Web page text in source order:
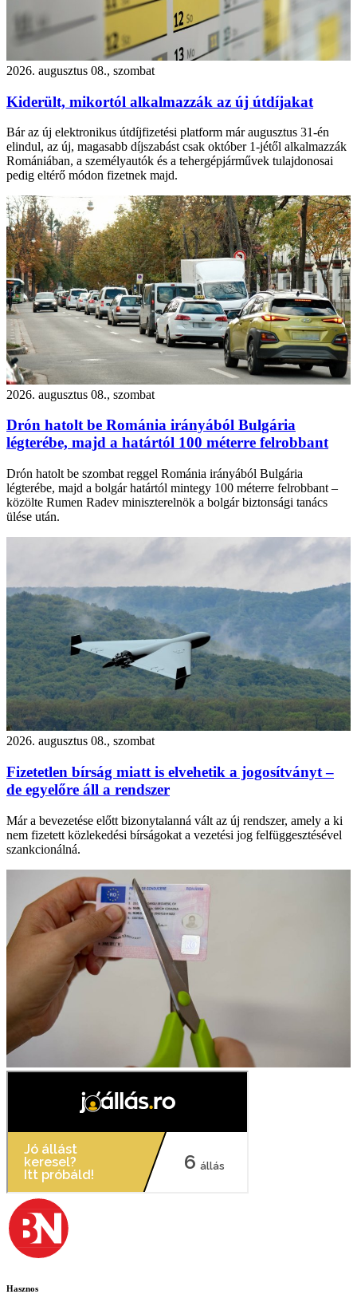
2026. augusztus 08., szombat
Kiderült, mikortól alkalmazzák az új útdíjakat
Bár az új elektronikus útdíjfizetési platform már augusztus 31-én
elindul, az új, magasabb díjszabást csak október 1-jétől alkalmazzák
Romániában, a személyautók és a tehergépjárművek tulajdonosai
pedig eltérő módon fizetnek majd.
2026. augusztus 08., szombat
Drón hatolt be Románia irányából Bulgária
légterébe, majd a határtól 100 méterre felrobbant
Drón hatolt be szombat reggel Románia irányából Bulgária
légterébe, majd a bolgár határtól mintegy 100 méterre felrobbant –
közölte Rumen Radev miniszterelnök a bolgár biztonsági tanács
ülése után.
2026. augusztus 08., szombat
Fizetetlen bírság miatt is elvehetik a jogosítványt –
de egyelőre áll a rendszer
Már a bevezetése előtt bizonytalanná vált az új rendszer, amely a ki
nem fizetett közlekedési bírságokat a vezetési jog felfüggesztésével
szankcionálná.
Hasznos